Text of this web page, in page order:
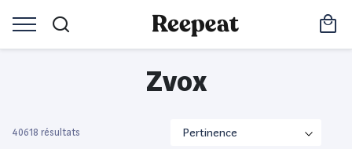
Zvox
40618 résultats